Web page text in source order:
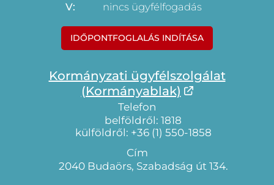
V:
nincs ügyfélfogadás
IDŐPONTFOGLALÁS INDÍTÁSA
Kormányzati ügyfélszolgálat
(Kormányablak)
Telefon
belföldről: 1818
külföldről: +36 (1) 550-1858
Cím
2040 Budaörs, Szabadság út 134.